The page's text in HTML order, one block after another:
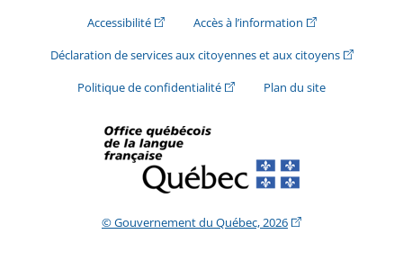
Accessibilité(Cet hyperlien externe s'ouvrira dans une
Accès à l’information(Cet hyperlien
Déclaration de services aux citoyennes et aux citoyens(Cet
Politique de confidentialité(Cet hyperlien externe s'ouvrira
Plan du site
© Gouvernement du Québec, 2026(Cet hyperlien